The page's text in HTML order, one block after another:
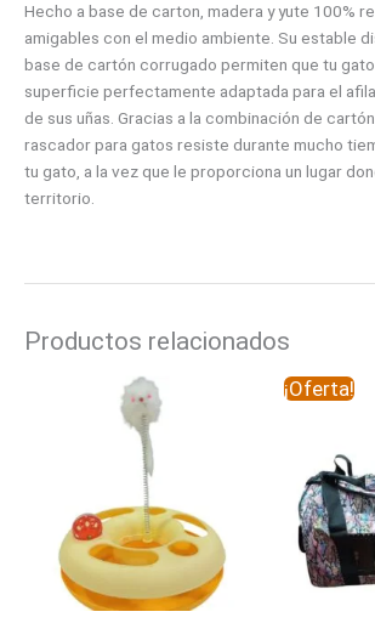
Hecho a base de carton, madera y yute 100%
amigables con el medio ambiente. Su estable
base de cartón corrugado permiten que tu
superficie perfectamente adaptada para el
de sus uñas. Gracias a la combinación de
rascador para gatos resiste durante mucho
tu gato, a la vez que le proporciona un lugar
territorio.
Productos relacionados
¡Oferta!
El
original
era:
$